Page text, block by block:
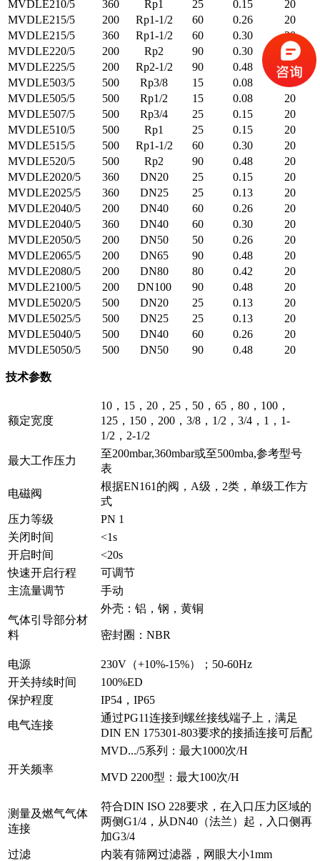
MVDLE210/5 360 Rp1 25 0.15
20
MVDLE215/5
200 Rp1-1/2 60 0.26
20
MVDLE215/5
360 Rp1-1/2 60 0.30
20
MVDLE220/5
200 Rp2 90 0.30
20
MVDLE225/5
200 Rp2-1/2 90 0.48
20
MVDLE503/5
500 Rp3/8 15 0.08
20
MVDLE505/5
500 Rp1/2 15 0.08
20
MVDLE507/5
500 Rp3/4 25 0.15
20
MVDLE510/5
500 Rp1 25 0.15
20
MVDLE515/5
500 Rp1-1/2 60 0.30
20
MVDLE520/5
500 Rp2 90 0.48
20
MVDLE2020/5
360 DN20 25 0.15
20
MVDLE2025/5
360 DN25 25 0.13
20
MVDLE2040/5
200 DN40 60 0.26
20
MVDLE2040/5
360 DN40 60 0.30
20
MVDLE2050/5
200 DN50 50 0.26
20
MVDLE2065/5
200 DN65 90 0.48
20
MVDLE2080/5
200 DN80 80 0.42
20
MVDLE2100/5
200 DN100 90 0.48
20
MVDLE5020/5
500 DN20 25 0.13
20
MVDLE5025/5
500 DN25 25 0.13
20
MVDLE5040/5
500 DN40 60 0.26
20
MVDLE5050/5
500 DN50 90 0.48 20
技术参数
额定宽度
10，15，20，25，50，65，80，100，
125，150，200，3/8，1/2，3/4，1，1-
1/2，2-1/2
最大工作压力
至200mbar,360mbar或至500mba,参考型号
表
电磁阀
根据EN161的阀，A级，2类，单级工作方
式
压力等级
PN 1
关闭时间
<1s
开启时间
<20s
快速开启行程
可调节
主流量调节
手动
气体引导部分材
料
外壳：铝，钢，黄铜
密封圈：NBR
电源
230V（+10%-15%）；50-60Hz
开关持续时间
100%ED
保护程度
IP54，IP65
电气连接
通过PG11连接到螺丝接线端子上，满足
DIN EN 175301-803要求的接插连接可后配
开关频率
MVD.../5系列：最大1000次/H
MVD 2200型：最大100次/H
测量及燃气气体
连接
符合DIN ISO 228要求，在入口压力区域的
两侧G1/4，从DN40（法兰）起，入口侧再
加G3/4
过滤
内装有筛网过滤器，网眼大小1mm